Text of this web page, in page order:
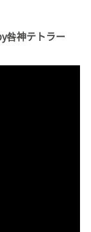
咎神テトラー